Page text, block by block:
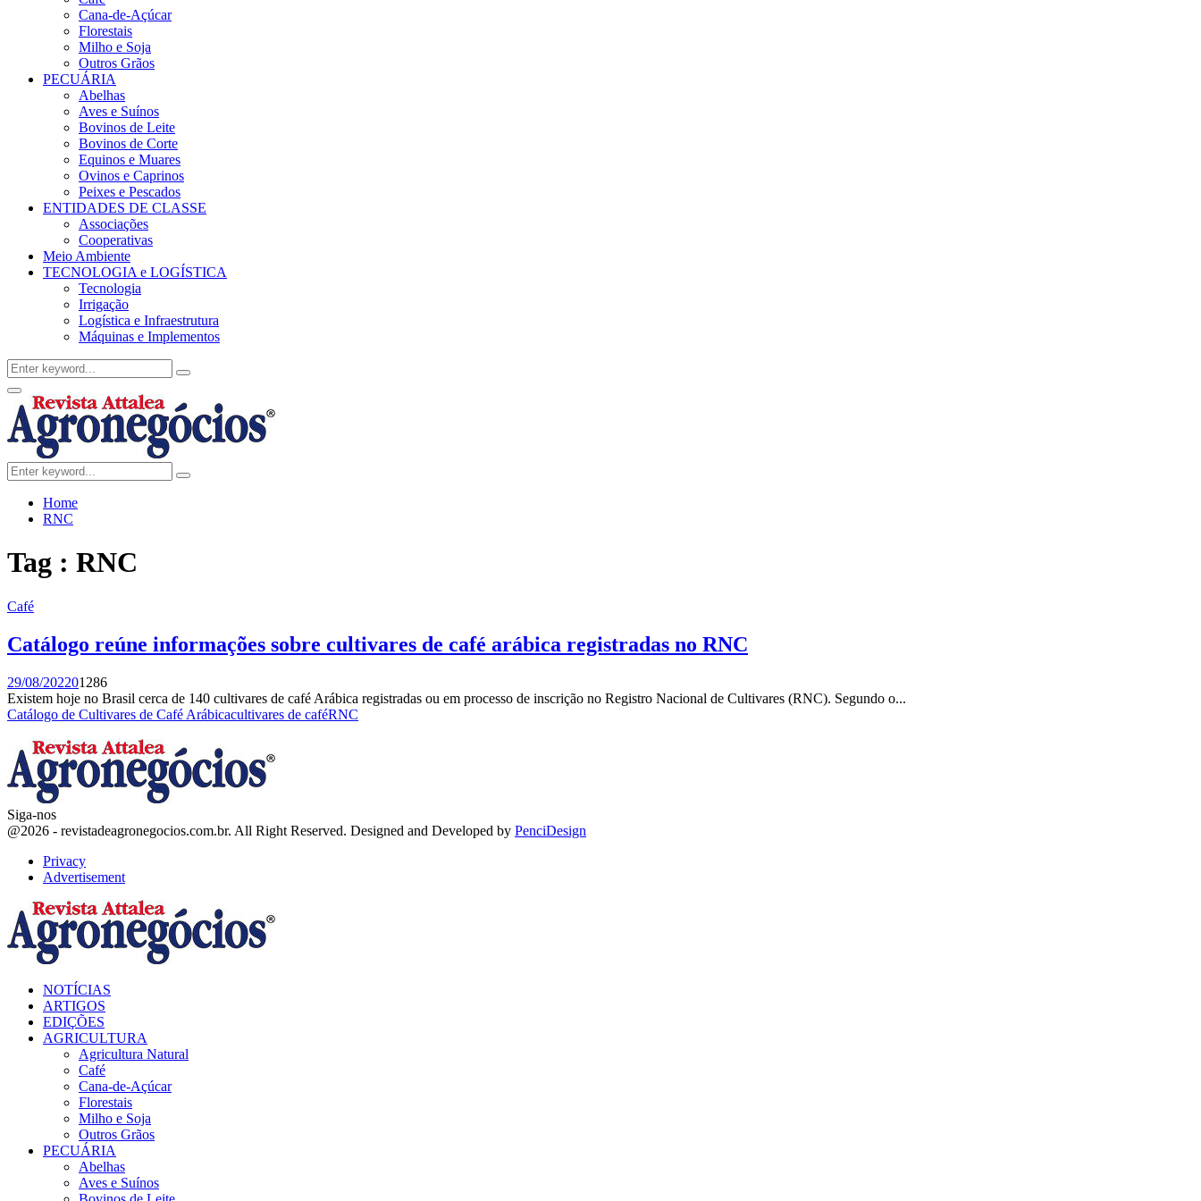
Cana-de-Açúcar
Florestais
Milho e Soja
Outros Grãos
PECUÁRIA
Abelhas
Aves e Suínos
Bovinos de Leite
Bovinos de Corte
Equinos e Muares
Ovinos e Caprinos
Peixes e Pescados
ENTIDADES DE CLASSE
Associações
Cooperativas
Meio Ambiente
TECNOLOGIA e LOGÍSTICA
Tecnologia
Irrigação
Logística e Infraestrutura
Máquinas e Implementos
Search
for:
Search
Facebook
Twitter
Instagram
Linkedin
Youtube
Email
Primary
Menu
Search
for:
Search
Home
RNC
Tag : RNC
Café
Catálogo reúne informações sobre cultivares de café arábica registradas no RNC
29/08/202201286
Existem hoje no Brasil cerca de 140 cultivares de café Arábica registradas ou em processo de inscrição no Registro Nacional de Cultivares (RNC). Segundo o...
Catálogo de Cultivares de Café Arábicacultivares de caféRNC
Siga-nos
Facebook
Twitter
Instagram
Linkedin
Youtube
Email
@2026 - revistadeagronegocios.com.br. All Right Reserved. Designed and Developed by PenciDesign
Privacy
Advertisement
NOTÍCIAS
ARTIGOS
EDIÇÕES
AGRICULTURA
Agricultura Natural
Café
Cana-de-Açúcar
Florestais
Milho e Soja
Outros Grãos
PECUÁRIA
Abelhas
Aves e Suínos